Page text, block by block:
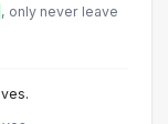
, only never leave